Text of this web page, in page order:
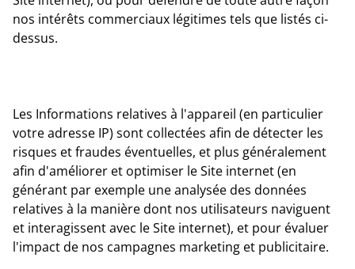
nos intérêts commerciaux légitimes tels que listés ci-
dessus.
Les Informations relatives à l'appareil (en particulier
votre adresse IP) sont collectées afin de détecter les
risques et fraudes éventuelles, et plus généralement
afin d'améliorer et optimiser le Site internet (en
générant par exemple une analysée des données
relatives à la manière dont nos utilisateurs naviguent
et interagissent avec le Site internet), et pour évaluer
l'impact de nos campagnes marketing et publicitaire.